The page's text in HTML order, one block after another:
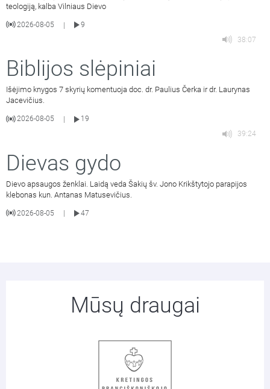
teologiją, kalba Vilniaus Dievo
2026-08-05 |
9
38:07
Biblijos slėpiniai
Išėjimo knygos 7 skyrių komentuoja doc. dr. Paulius Čerka ir dr. Laurynas
Jacevičius.
2026-08-05
19
39:24
Dievas gydo
Dievo apsaugos ženklai. Laidą veda Šakių šv. Jono Krikštytojo parapijos
klebonas kun. Antanas Matusevičius.
2026-08-05 47
Mūsų draugai